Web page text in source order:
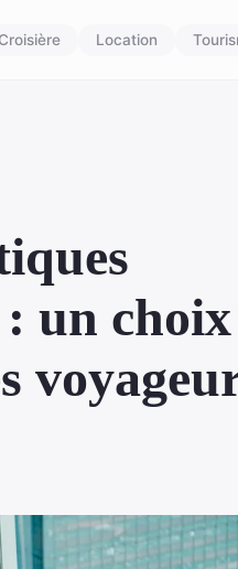
Croisière Location
un choix